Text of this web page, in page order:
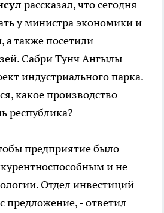
рассказал, что сегодня
у министра экономики и
а также посетили
Сабри Тунч Ангылы
индустриального парка.
какое производство
республика?
предприятие было
и не
Отдел инвестиций
предложение, - ответил